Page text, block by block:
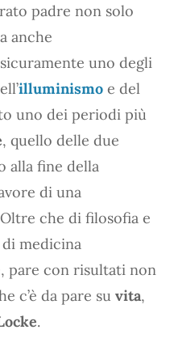
padre non solo
anche
uno degli
illuminismo e del
uno dei periodi più
, quello delle due
alla fine della
di una
che di filosofia e
medicina
pare con risultati non
c’è da pare su vita,
.